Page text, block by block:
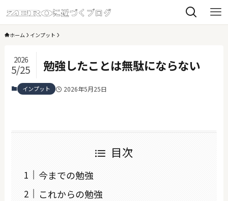
ホーム インプット
勉強したことは無駄にならない
2026
5/25
インプット 2026年5月25日
目次
今までの勉強
これからの勉強